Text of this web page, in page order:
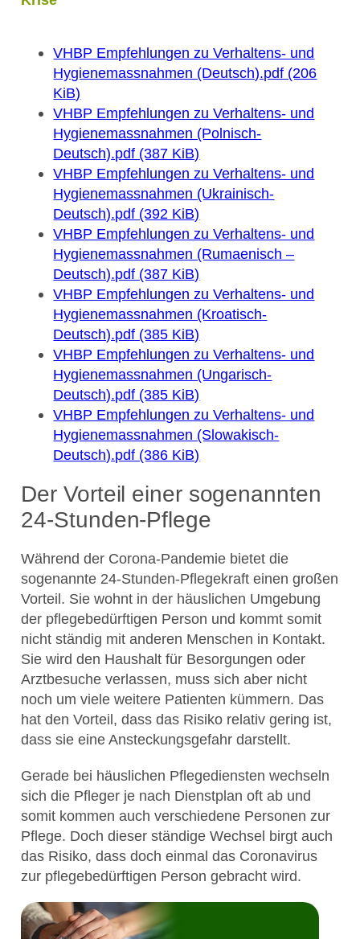
VHBP Empfehlungen zu Verhaltens- und
Hygienemassnahmen (Deutsch).pdf (206
KiB)
VHBP Empfehlungen zu Verhaltens- und
Hygienemassnahmen (Polnisch-
Deutsch).pdf (387 KiB)
VHBP Empfehlungen zu Verhaltens- und
Hygienemassnahmen (Ukrainisch-
Deutsch).pdf (392 KiB)
VHBP Empfehlungen zu Verhaltens- und
Hygienemassnahmen (Rumaenisch –
Deutsch).pdf (387 KiB)
VHBP Empfehlungen zu Verhaltens- und
Hygienemassnahmen (Kroatisch-
Deutsch).pdf (385 KiB)
VHBP Empfehlungen zu Verhaltens- und
Hygienemassnahmen (Ungarisch-
Deutsch).pdf (385 KiB)
VHBP Empfehlungen zu Verhaltens- und
Hygienemassnahmen (Slowakisch-
Deutsch).pdf (386 KiB)
Der Vorteil einer sogenannten
24-Stunden-Pflege
Während der Corona-Pandemie bietet die
sogenannte 24-Stunden-Pflegekraft einen großen
Vorteil. Sie wohnt in der häuslichen Umgebung
der pflegebedürftigen Person und kommt somit
nicht ständig mit anderen Menschen in Kontakt.
Sie wird den Haushalt für Besorgungen oder
Arztbesuche verlassen, muss sich aber nicht
noch um viele weitere Patienten kümmern. Das
hat den Vorteil, dass das Risiko relativ gering ist,
dass sie eine Ansteckungsgefahr darstellt.
Gerade bei häuslichen Pflegediensten wechseln
sich die Pfleger je nach Dienstplan oft ab und
somit kommen auch verschiedene Personen zur
Pflege. Doch dieser ständige Wechsel birgt auch
das Risiko, dass doch einmal das Coronavirus
zur pflegebedürftigen Person gebracht wird.